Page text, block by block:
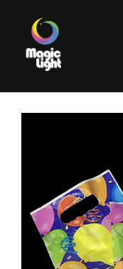
Les plus
Liquidations